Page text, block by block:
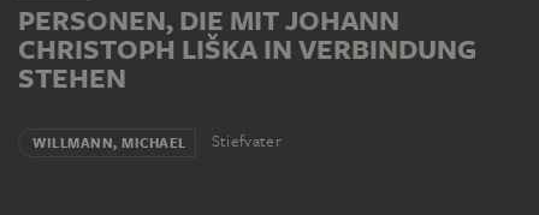
PERSONEN, DIE MIT JOHANN
CHRISTOPH LIŠKA IN VERBINDUNG
STEHEN
WILLMANN, MICHAEL Stiefvater